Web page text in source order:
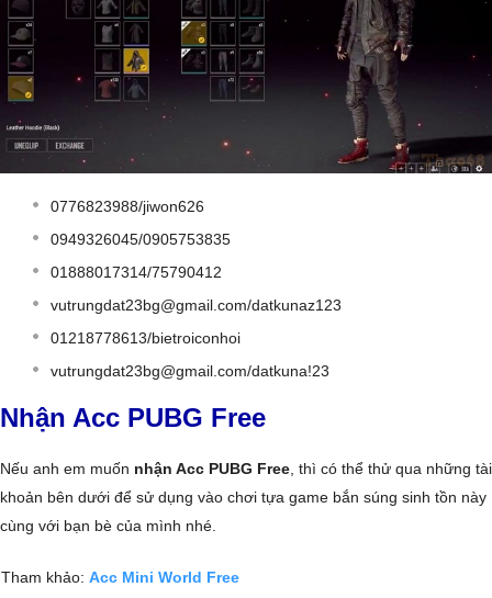
0776823988/jiwon626
0949326045/0905753835
01888017314/75790412
vutrungdat23bg@gmail.com/datkunaz123
01218778613/bietroiconhoi
vutrungdat23bg@gmail.com/datkuna!23
Nhận Acc PUBG Free
Nếu anh em muốn nhận Acc PUBG Free, thì có thể thử qua những tài
khoản bên dưới để sử dụng vào chơi tựa game bắn súng sinh tồn này
cùng với bạn bè của mình nhé.
Tham khảo: Acc Mini World Free